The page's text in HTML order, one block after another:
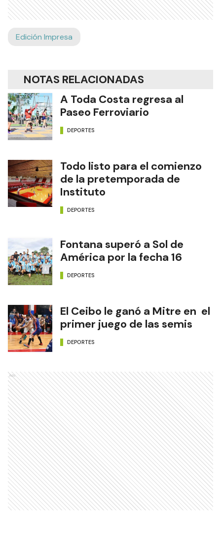
Edición Impresa
NOTAS RELACIONADAS
A Toda Costa regresa al
Paseo Ferroviario
DEPORTES
Todo listo para el comienzo
de la pretemporada de
Instituto
DEPORTES
Fontana superó a Sol de
América por la fecha 16
DEPORTES
El Ceibo le ganó a Mitre en el
primer juego de las semis
DEPORTES
Ads